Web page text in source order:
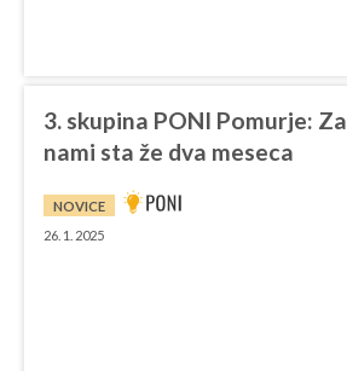
3. skupina PONI Pomurje: Za
nami sta že dva meseca
NOVICE
26. 1. 2025